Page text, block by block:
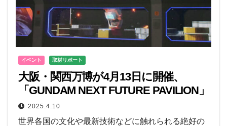
イベント 取材リポート
大阪・関西万博が4月13日に開催、
「GUNDAM NEXT FUTURE PAVILION」
の没入体験が面白い
2025.4.10
世界各国の文化や最新技術などに触れられる絶好の